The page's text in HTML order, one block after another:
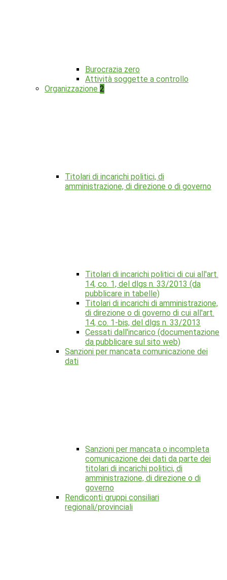
Burocrazia zero
Attività soggette a controllo
Organizzazione 2
Titolari di incarichi politici, di
amministrazione, di direzione o di governo
Titolari di incarichi politici di cui all'art.
14, co. 1, del dlgs n. 33/2013 (da
pubblicare in tabelle)
Titolari di incarichi di amministrazione,
di direzione o di governo di cui all'art.
14, co. 1-bis, del dlgs n. 33/2013
Cessati dall'incarico (documentazione
da pubblicare sul sito web)
Sanzioni per mancata comunicazione dei
dati
Sanzioni per mancata o incompleta
comunicazione dei dati da parte dei
titolari di incarichi politici, di
amministrazione, di direzione o di
governo
Rendiconti gruppi consiliari
regionali/provinciali